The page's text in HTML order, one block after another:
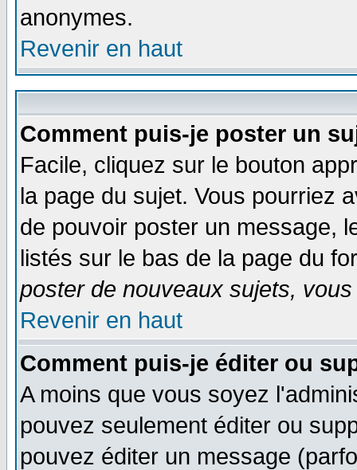
anonymes.
Revenir en haut
Comment puis-je poster un
Facile, cliquez sur le bouton
la page du sujet. Vous pourriez
de pouvoir poster un message,
listés sur le bas de la page du
poster de nouveaux sujets,
Revenir en haut
Comment puis-je éditer ou
A moins que vous soyez
pouvez seulement éditer ou
pouvez éditer un message